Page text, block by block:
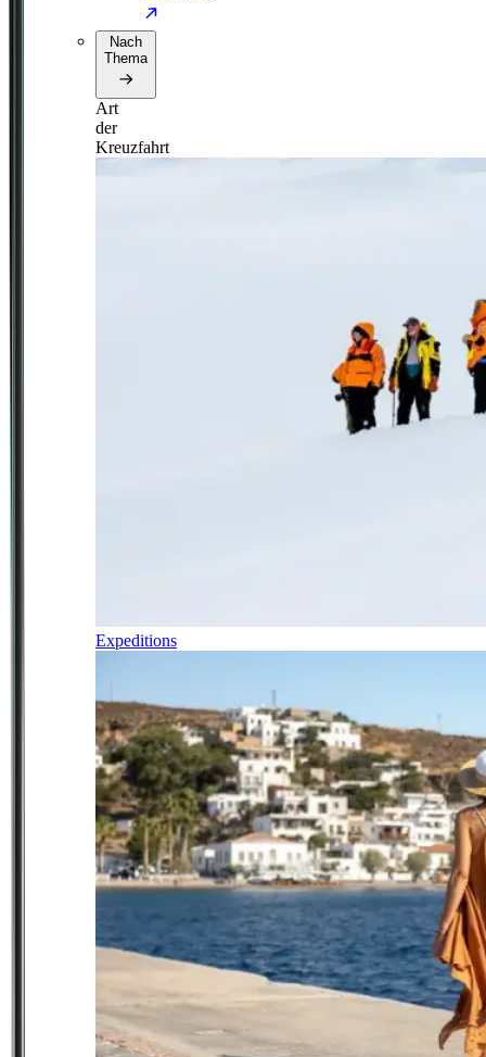
Nach
Thema
Art
der
Kreuzfahrt
Expeditions